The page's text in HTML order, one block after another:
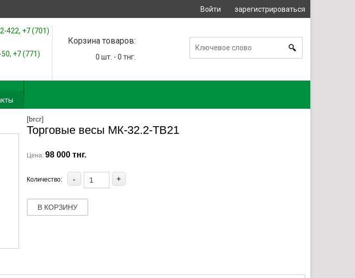
Войти зарегистрироваться
422, +7 (701)
+7 (771)
Корзина товаров:
0 шт. - 0 тнг.
[brcr]
Торговые весы МК-32.2-ТВ21
Цена: 98 000 тнг.
Количество: +
-
В КОРЗИНУ